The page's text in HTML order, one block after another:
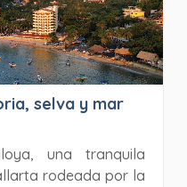
selva y mar
una tranquila
rodeada por la